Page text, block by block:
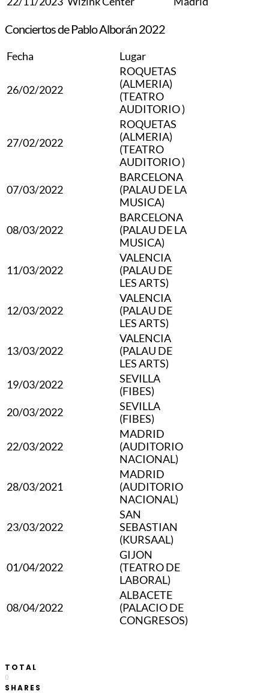
Conciertos de Pablo Alborán 2022
Fecha Lugar
26/02/2022
ROQUETAS
(ALMERIA)
(TEATRO
AUDITORIO )
27/02/2022
ROQUETAS
(ALMERIA)
(TEATRO
AUDITORIO )
07/03/2022
BARCELONA
(PALAU DE LA
MUSICA)
08/03/2022
BARCELONA
(PALAU DE LA
MUSICA)
11/03/2022
VALENCIA
(PALAU DE
LES ARTS)
12/03/2022
VALENCIA
(PALAU DE
LES ARTS)
13/03/2022
VALENCIA
(PALAU DE
LES ARTS)
19/03/2022
SEVILLA
(FIBES)
20/03/2022
SEVILLA
(FIBES)
22/03/2022
MADRID
(AUDITORIO
NACIONAL)
28/03/2021
MADRID
(AUDITORIO
NACIONAL)
23/03/2022
SAN
SEBASTIAN
(KURSAAL)
01/04/2022
GIJON
(TEATRO DE
LABORAL)
08/04/2022
ALBACETE
(PALACIO DE
CONGRESOS)
TOTAL
0
SHARES